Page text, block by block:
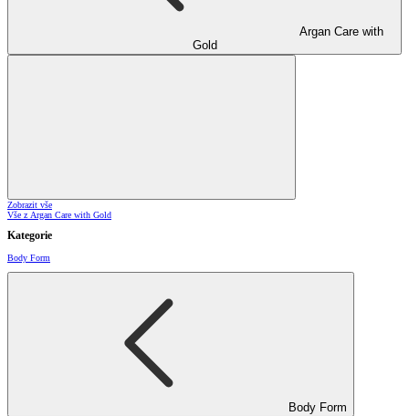
Argan Care with
Gold
Zobrazit vše
Vše z Argan Care with Gold
Kategorie
Body Form
Body Form